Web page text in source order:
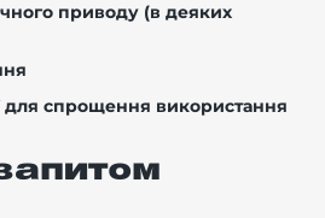
приводу (в деяких
для спрощення використання